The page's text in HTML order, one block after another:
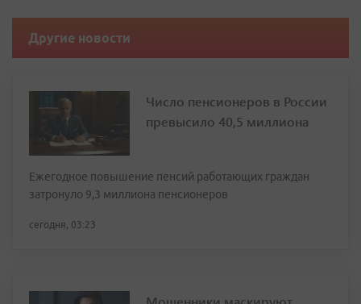
Другие новости
Число пенсионеров в России
превысило 40,5 миллиона
Ежегодное повышение пенсий работающих граждан
затронуло 9,3 миллиона пенсионеров
сегодня, 03:23